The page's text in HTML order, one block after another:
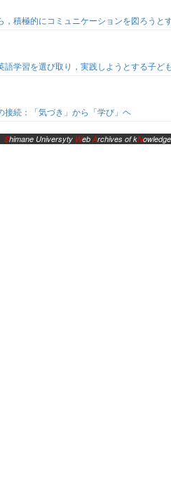
，積極的にコミュニケーションを図ろう
語学習を選び取り，実践しようとする子
接続：「気づき」から「学び」ヘ
Shimane Universyty WebArchives of kNowledge